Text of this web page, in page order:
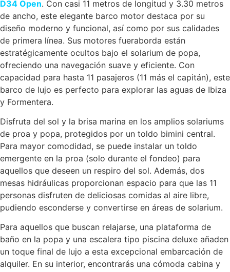
D34 Open. Con casi 11 metros de longitud y 3.30 metros
de ancho, este elegante barco motor destaca por su
diseño moderno y funcional, así como por sus calidades
de primera línea. Sus motores fueraborda están
estratégicamente ocultos bajo el solarium de popa,
ofreciendo una navegación suave y eficiente. Con
capacidad para hasta 11 pasajeros (11 más el capitán), este
barco de lujo es perfecto para explorar las aguas de Ibiza
y Formentera.
Disfruta del sol y la brisa marina en los amplios solariums
de proa y popa, protegidos por un toldo bimini central.
Para mayor comodidad, se puede instalar un toldo
emergente en la proa (solo durante el fondeo) para
aquellos que deseen un respiro del sol. Además, dos
mesas hidráulicas proporcionan espacio para que las 11
personas disfruten de deliciosas comidas al aire libre,
pudiendo esconderse y convertirse en áreas de solarium.
Para aquellos que buscan relajarse, una plataforma de
baño en la popa y una escalera tipo piscina deluxe añaden
un toque final de lujo a esta excepcional embarcación de
alquiler. En su interior, encontrarás una cómoda cabina y